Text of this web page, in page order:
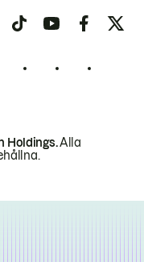
Holdings.Alla